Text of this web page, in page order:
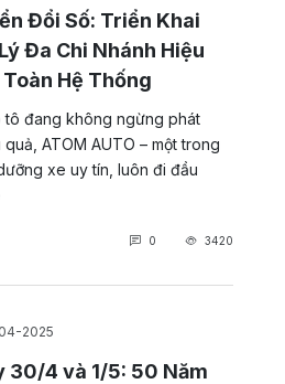
Đổi Số: Triển Khai
Đa Chi Nhánh Hiệu
Hệ Thống
tô đang không ngừng phát
ATOM AUTO – một trong
xe uy tín, luôn đi đầu
0 3420
2025
30/4 và 1/5: 50 Năm